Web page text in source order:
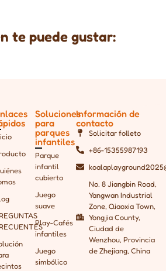
te puede gustar:
Soluciones
para
parques
infantiles
Parque
infantil
cubierto
Juego
suave
Play-Cafés
infantiles
Juego
simbólico
Información de
contacto
Solicitar folleto
+86-15355987193
No. 8 Jiangbin Road,
Yangwan Industrial
Zone, Qiaoxia Town,
Yongjia County,
Ciudad de
Wenzhou, Provincia
de Zhejiang, China